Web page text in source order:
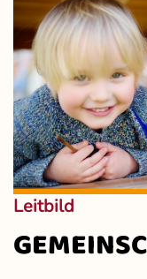
Leitbild